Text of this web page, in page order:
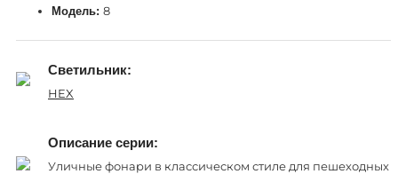
Модель: 8
Светильник:
HEX
Описание серии:
Уличные фонари в классическом стиле для пешеходных